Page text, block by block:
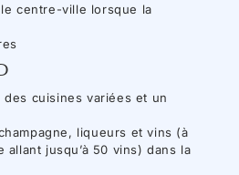
centre-ville lorsque la
cuisines variées et un
liqueurs et vins (à
jusqu’à 50 vins) dans la